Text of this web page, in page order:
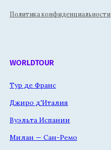
Политика конфиденциальности
WORLDTOUR
Тур де Франс
Джиро д'Италия
Вуэльта Испании
Милан — Сан-Ремо